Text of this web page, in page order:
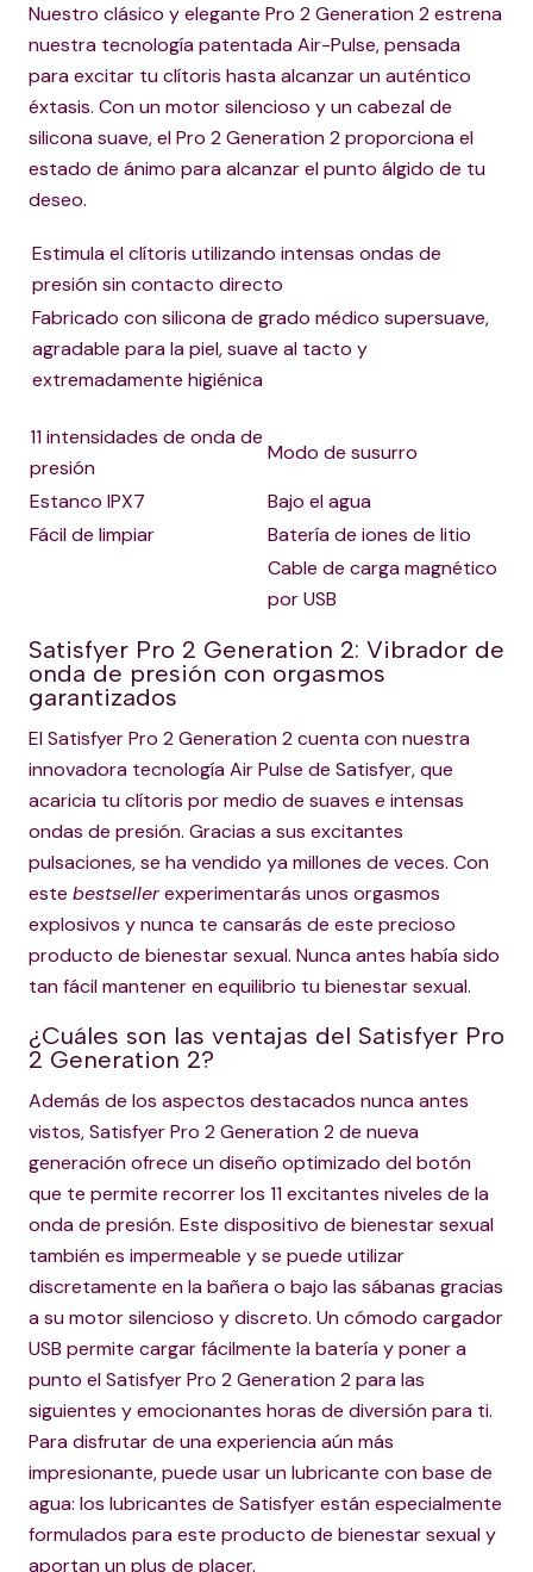
Nuestro clásico y elegante Pro 2 Generation 2 estrena
nuestra tecnología patentada Air-Pulse, pensada
para excitar tu clítoris hasta alcanzar un auténtico
éxtasis. Con un motor silencioso y un cabezal de
silicona suave, el Pro 2 Generation 2 proporciona el
estado de ánimo para alcanzar el punto álgido de tu
deseo.
Estimula el clítoris utilizando intensas ondas de
presión sin contacto directo
Fabricado con silicona de grado médico supersuave,
agradable para la piel, suave al tacto y
extremadamente higiénica
11 intensidades de onda de
presión
Modo de susurro
Estanco IPX7
Bajo el agua
Fácil de limpiar
Batería de iones de litio
Cable de carga magnético
por USB
Satisfyer Pro 2 Generation 2: Vibrador de
onda de presión con orgasmos
garantizados
El Satisfyer Pro 2 Generation 2 cuenta con nuestra
innovadora tecnología Air Pulse de Satisfyer, que
acaricia tu clítoris por medio de suaves e intensas
ondas de presión. Gracias a sus excitantes
pulsaciones, se ha vendido ya millones de veces. Con
este bestsellerexperimentarás unos orgasmos
explosivos y nunca te cansarás de este precioso
producto de bienestar sexual. Nunca antes había sido
tan fácil mantener en equilibrio tu bienestar sexual.
¿Cuáles son las ventajas del Satisfyer Pro
2 Generation 2?
Además de los aspectos destacados nunca antes
vistos, Satisfyer Pro 2 Generation 2 de nueva
generación ofrece un diseño optimizado del botón
que te permite recorrer los 11 excitantes niveles de la
onda de presión. Este dispositivo de bienestar sexual
también es impermeable y se puede utilizar
discretamente en la bañera o bajo las sábanas gracias
a su motor silencioso y discreto. Un cómodo cargador
USB permite cargar fácilmente la batería y poner a
punto el Satisfyer Pro 2 Generation 2 para las
siguientes y emocionantes horas de diversión para ti.
Para disfrutar de una experiencia aún más
impresionante, puede usar un lubricante con base de
agua: los lubricantes de Satisfyer están especialmente
formulados para este producto de bienestar sexual y
aportan un plus de placer.